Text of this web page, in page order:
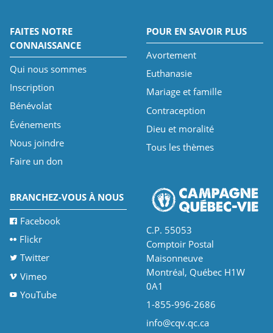
FAITES NOTRE
CONNAISSANCE
Qui nous sommes
Inscription
Bénévolat
Événements
Nous joindre
Faire un don
POUR EN SAVOIR PLUS
Avortement
Euthanasie
Mariage et famille
Contraception
Dieu et moralité
Tous les thèmes
BRANCHEZ-VOUS À NOUS
Facebook
Flickr
Twitter
Vimeo
YouTube
C.P. 55053
Comptoir Postal
Maisonneuve
Montréal, Québec H1W
0A1
1-855-996-2686
info@cqv.qc.ca